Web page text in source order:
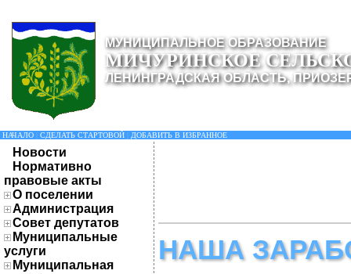
МУНИЦИПАЛЬНОЕ ОБРАЗОВАНИЕ
МИЧУРИНСКОЕ
ЛЕНИНГРАДСКАЯ ОБЛАСТЬ,
НАЧАЛО СДЕЛАТЬ СТАРТОВОЙ ДОБАВИТЬ В ИЗБРАННОЕ
Новости
Нормативно
правовые акты
О поселении
Администрация
Совет депутатов
Муниципальные
услуги
Муниципальная
НАША